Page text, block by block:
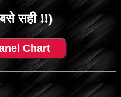
सही !!)
Chart